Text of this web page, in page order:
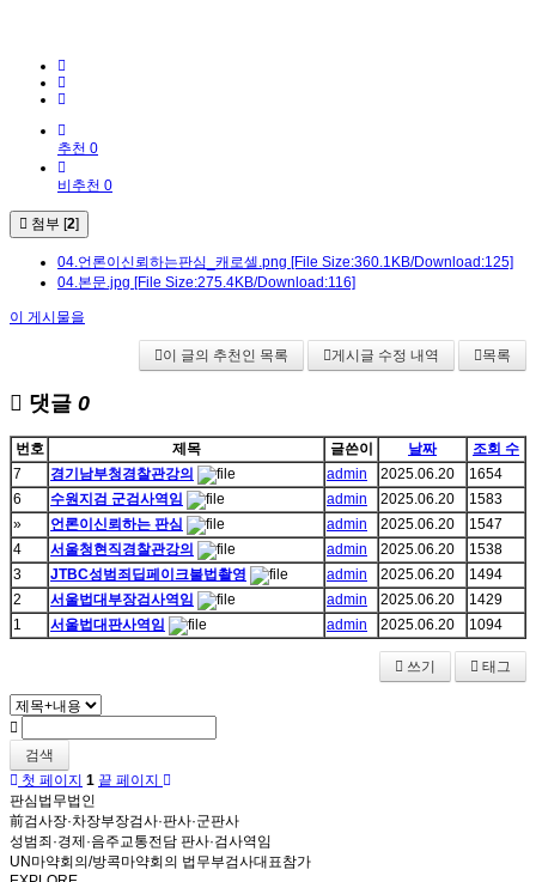
추천 0
비추천 0
첨부 [2]
04.언론이신뢰하는판심_캐로셀.png [File Size:360.1KB/Download:125]
04.본문.jpg [File Size:275.4KB/Download:116]
이 게시물을
이 글의 추천인 목록 게시글 수정 내역 목록
댓글 0
번호 제목 글쓴이 날짜
조회 수
7
경기남부청경찰관강의 admin 2025.06.20
1654
6
수원지검 군검사역임 admin 2025.06.20
1583
»
언론이신뢰하는 판심 admin 2025.06.20
1547
4
서울청현직경찰관강의 admin 2025.06.20
1538
3
JTBC성범죄딥페이크불법촬영 admin 2025.06.20
1494
2
서울법대부장검사역임 admin 2025.06.20
1429
1
서울법대판사역임 admin 2025.06.20 1094
쓰기 태그
검색
첫 페이지 1 끝 페이지
판심법무법인
前검사장·차장부장검사·판사·군판사
성범죄·경제·음주교통전담 판사·검사역임
UN마약회의/방콕마약회의 법무부검사대표참가